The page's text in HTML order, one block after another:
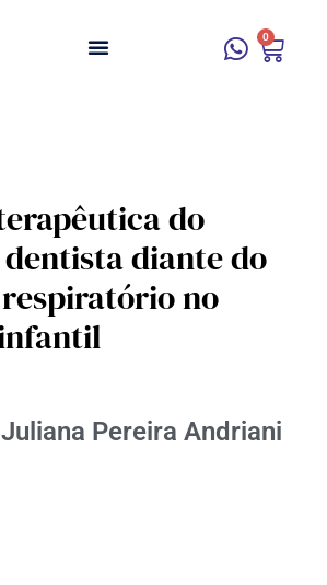
0
do
diante do
no
Juliana Pereira Andriani